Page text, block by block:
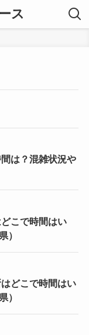
ス
は？混雑状況や
こで時間はい
）
どこで時間はい
）